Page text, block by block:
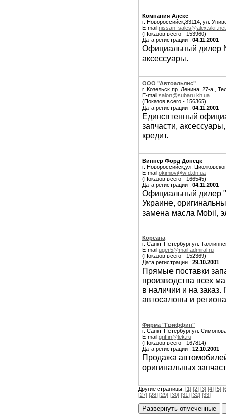
Компания Алекс
г. Новороссийск,83114, ул.
E-mail:nissan_sales@alex.skif.net
(Показов всего - 153960)
Дата регистрации : 04.11.2001
Официальный дилер
аксессуары.
ООО "Автоальянс"
г. Козельск,пр. Ленина, 27-а,,
E-mail:salon@subaru.kh.ua
(Показов всего - 156365)
Дата регистрации : 04.11.2001
Единсвтенный
запчасти,
кредит.
Виннер Форд Донецк
г. Новороссийск,ул.
E-mail:okimov@wfd.dn.ua
(Показов всего - 166545)
Дата регистрации : 04.11.2001
Официальный дилер
Украине,
замена масла Mobil,
Кореана
г. Санкт-Петербург,ул.
E-mail:uger5@mail.admiral.ru
(Показов всего - 152369)
Дата регистрации : 29.10.2001
Прямые поставки
производства всех
в наличии и на
автосалоны и
Фирма "Гриффин"
г. Санкт-Петербург,ул.
E-mail:griffin@lek.ru
(Показов всего - 167814)
Дата регистрации : 12.10.2001
Продажа
оригинальных
Другие страницы: [1] [2] [3] [4] [5]
[27] [28] [29] [30] [31] [32] [33]